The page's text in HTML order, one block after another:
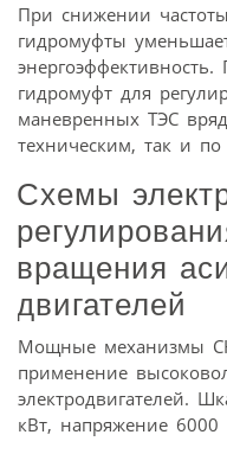
При снижении
гидромуфты
гидромуфт для
маневренных ТЭС
техническим, так и
Схемы
вращения
двигателей
Мощные механизмы
применение
электродвигателей.
кВт, напряжение